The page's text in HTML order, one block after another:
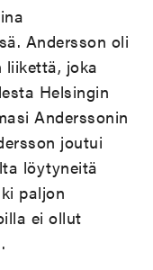
Andersson oli
liikettä, joka
Helsingin
Anderssonin
joutui
löytyneitä
paljon
ei ollut